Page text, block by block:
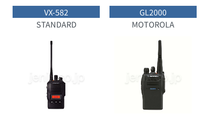
VX-582
STANDARD
GL2000
MOTOROLA